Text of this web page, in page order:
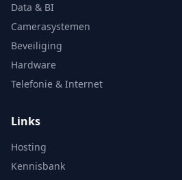
Data & BI
Camerasystemen
Beveiliging
Hardware
Telefonie & Internet
Links
Hosting
Kennisbank